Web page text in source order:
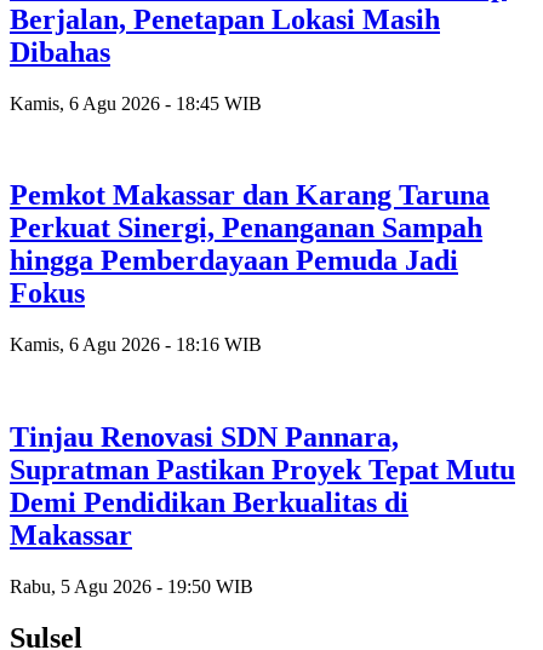
Berjalan, Penetapan Lokasi Masih
Dibahas
Kamis, 6 Agu 2026 - 18:45 WIB
Pemkot Makassar dan Karang Taruna
Perkuat Sinergi, Penanganan Sampah
hingga Pemberdayaan Pemuda Jadi
Fokus
Kamis, 6 Agu 2026 - 18:16 WIB
Tinjau Renovasi SDN Pannara,
Supratman Pastikan Proyek Tepat Mutu
Demi Pendidikan Berkualitas di
Makassar
Rabu, 5 Agu 2026 - 19:50 WIB
Sulsel